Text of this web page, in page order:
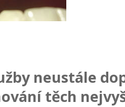
neustále
těch